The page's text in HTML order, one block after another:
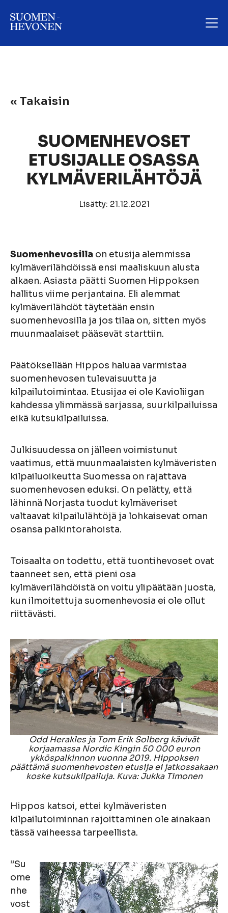
« Takaisin
SUOMENHEVOSET
ETUSIJALLE OSASSA
KYLMÄVERILÄHTÖJÄ
Lisätty: 21.12.2021
Suomenhevosilla on etusija alemmissa
kylmäverilähdöissä ensi maaliskuun alusta
alkaen. Asiasta päätti Suomen Hippoksen
hallitus viime perjantaina. Eli alemmat
kylmäverilähdöt täytetään ensin
suomenhevosilla ja jos tilaa on, sitten myös
muunmaalaiset pääsevät starttiin.
Päätöksellään Hippos haluaa varmistaa
suomenhevosen tulevaisuutta ja
kilpailutoimintaa. Etusijaa ei ole Kavioliigan
kahdessa ylimmässä sarjassa, suurkilpailuissa
eikä kutsukilpailuissa.
Julkisuudessa on jälleen voimistunut
vaatimus, että muunmaalaisten kylmäveristen
kilpailuoikeutta Suomessa on rajattava
suomenhevosen eduksi. On pelätty, että
lähinnä Norjasta tuodut kylmäveriset
valtaavat kilpailulähtöjä ja lohkaisevat oman
osansa palkintorahoista.
Toisaalta on todettu, että tuontihevoset ovat
taanneet sen, että pieni osa
kylmäverilähdöistä on voitu ylipäätään juosta,
kun ilmoitettuja suomenhevosia ei ole ollut
riittävästi.
Odd Herakles ja Tom Erik Solberg kävivät
korjaamassa Nordic Kingin 50 000 euron
ykköspalkinnon vuonna 2019. Hippoksen
päättämä suomenhevosten etusija ei jatkossakaan
koske kutsukilpailuja. Kuva: Jukka Timonen
Hippos katsoi, ettei kylmäveristen
kilpailutoiminnan rajoittaminen ole ainakaan
tässä vaiheessa tarpeellista.
”Su
ome
nhe
vost